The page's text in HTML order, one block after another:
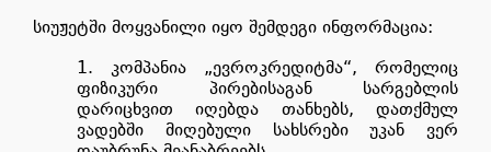
სიუჟეტში მოყვანილი იყო შემდეგი ინფორმაცია:
კომპანია „ევროკრედიტმა“, რომელიც
ფიზიკური პირებისაგან სარგებლის
დარიცხვით იღებდა თანხებს, დათქმულ
ვადებში მიღებული სახსრები უკან ვერ